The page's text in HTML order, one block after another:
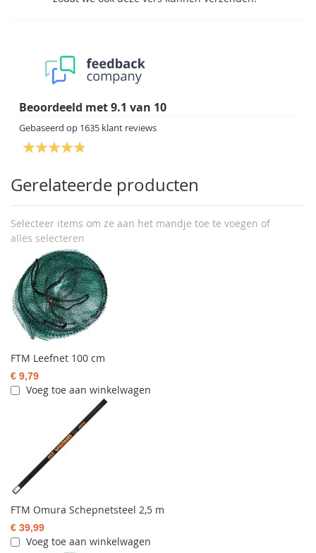
Beoordeeld met9.1 van 10
Gebaseerd op 1635 klant reviews
Gerelateerde producten
Selecteer items om ze aan het mandje toe te voegen of
alles selecteren
FTM Leefnet 100 cm
€ 9,79
Voeg toe aan winkelwagen
FTM Omura Schepnetsteel 2,5 m
€ 39,99
Voeg toe aan winkelwagen